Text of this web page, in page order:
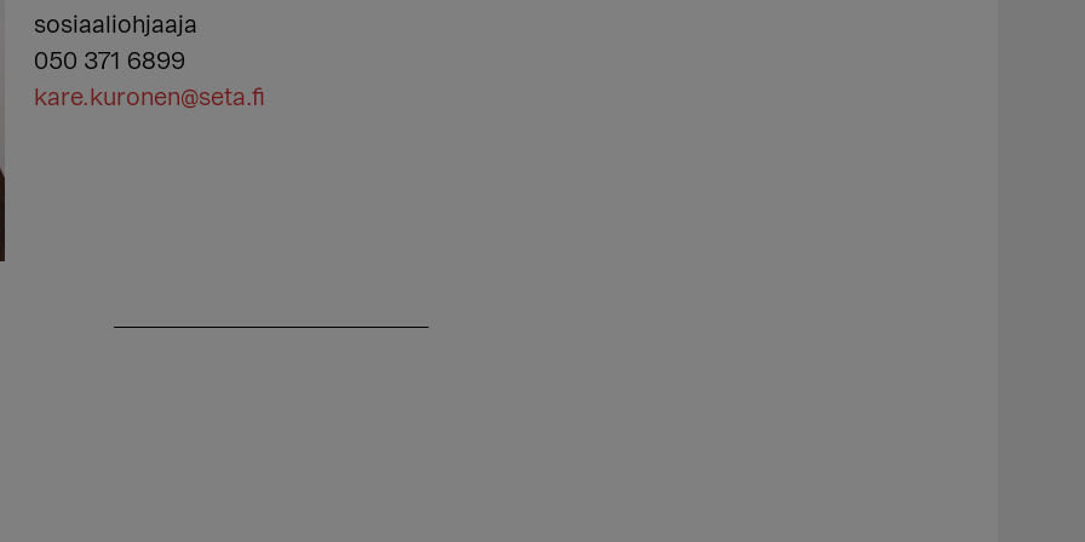
sosiaaliohjaaja
050 371 6899
kare.kuronen@seta.fi